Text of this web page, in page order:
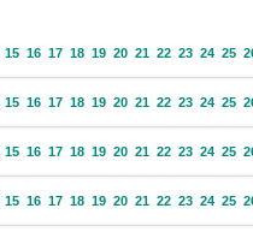
15 16 17 18 19 20 21 22 23 24 25
15 16 17 18 19 20 21 22 23 24 25
15 16 17 18 19 20 21 22 23 24 25
15 16 17 18 19 20 21 22 23 24 25